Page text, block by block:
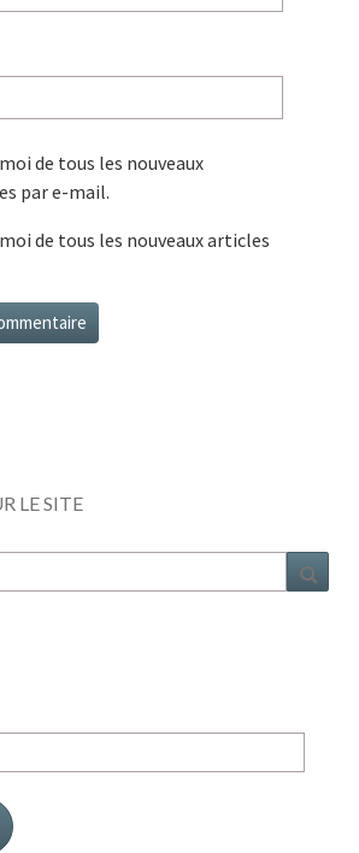
de tous les nouveaux
par e-mail.
de tous les nouveaux articles
LE SITE